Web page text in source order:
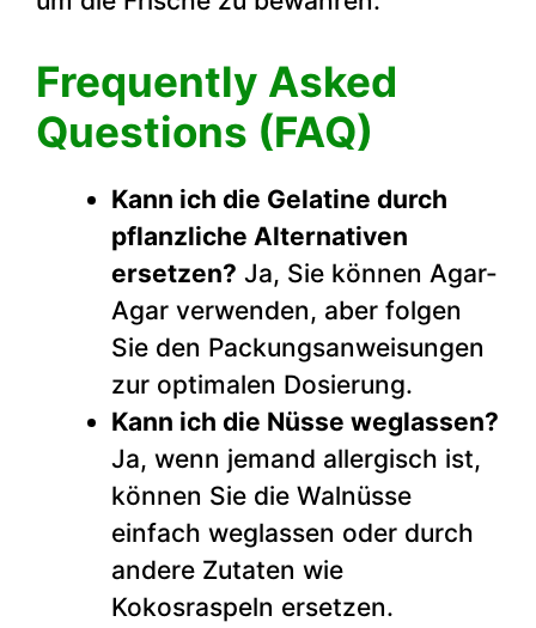
Frequently Asked
Questions (FAQ)
Kann ich die Gelatine durch
pflanzliche Alternativen
ersetzen? Ja, Sie können Agar-
Agar verwenden, aber folgen
Sie den Packungsanweisungen
zur optimalen Dosierung.
Kann ich die Nüsse weglassen?
Ja, wenn jemand allergisch ist,
können Sie die Walnüsse
einfach weglassen oder durch
andere Zutaten wie
Kokosraspeln ersetzen.